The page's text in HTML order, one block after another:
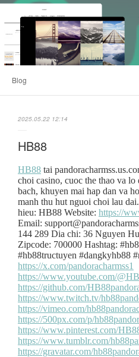
Blog
2025.05.22 12:14
HB88